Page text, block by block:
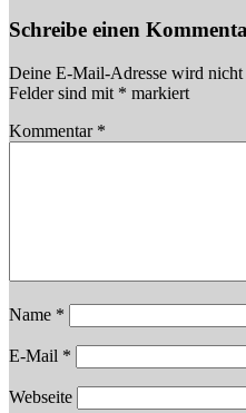
Schreibe einen
Deine E-Mail-Adresse wird
Felder sind mit * markiert
Kommentar *
Name *
E-Mail *
Webseite